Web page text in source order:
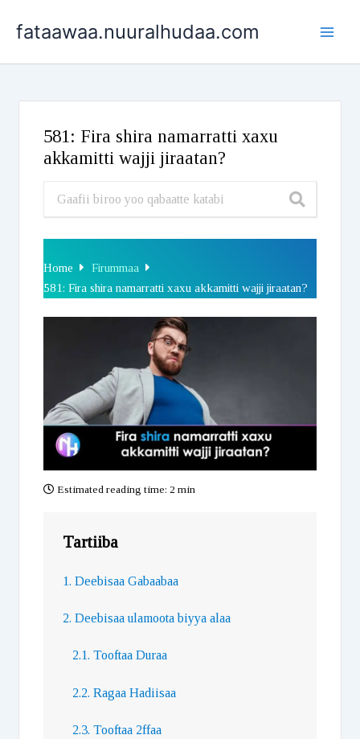
fataawaa.nuuralhudaa.com
581: Fira shira namarratti xaxu
akkamitti wajji jiraatan?
Home
Firummaa
581: Fira shira namarratti xaxu akkamitti wajji jiraatan?
Estimated reading time: 2 min
Tartiiba
1. Deebisaa Gabaabaa
2. Deebisaa ulamoota biyya alaa
2.1. Tooftaa Duraa
2.2. Ragaa Hadiisaa
2.3. Tooftaa 2ffaa